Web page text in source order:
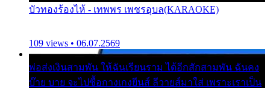
บัวทองร้องไห้ - เทพพร เพชรอุบล(KARAOKE)
109 views • 06.07.2569
พ่อส่งเงินสามพัน ให้ฉันเรียนราม ได้อีกสักสามพัน ฉันคง
บ๊าย บาย จะไปซื้อกางเกงยีนส์ ลีวายส์มาใส่ เพราะเราเป็น